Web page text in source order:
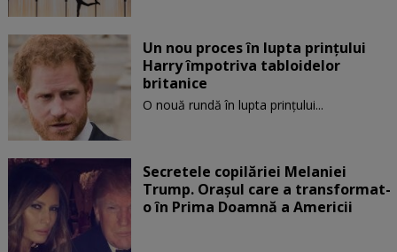
Un nou proces în lupta prinţului
Harry împotriva tabloidelor
britanice
O nouă rundă în lupta prinţului...
Secretele copilăriei Melaniei
Trump. Orașul care a transformat-
o în Prima Doamnă a Americii